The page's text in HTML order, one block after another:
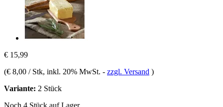
€ 15,99
(€ 8,00 / Stk, inkl. 20% MwSt. - zzgl. Versand )
Variante: 2 Stück
Noch 4 Stück auf Lager